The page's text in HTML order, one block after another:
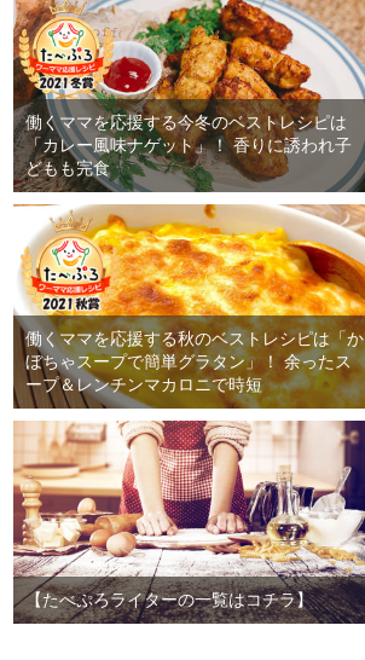
働くママを応援する今冬のベストレシピは
「カレー風味ナゲット」！ 香りに誘われ子
どもも完食
働くママを応援する秋のベストレシピは「か
ぼちゃスープで簡単グラタン」！ 余ったス
ープ＆レンチンマカロニで時短
【たべぷろライターの一覧はコチラ】